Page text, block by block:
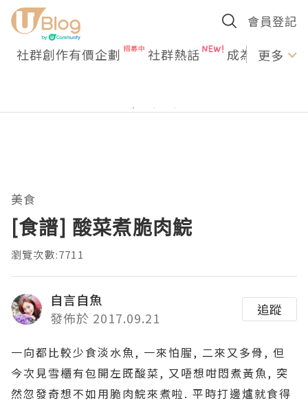
會員登記
社群創作有價企劃 社群熱話 成為U更多
美食
[食譜] 酸菜煮脆肉鯇
瀏覽次數:7711
自言自魚
發佈於 2017.09.21
追蹤
一向都比較少食淡水魚, 一來怕腥, 二來又多骨, 但
今次見雪櫃有包開左既酸菜, 又唔想咁悶煮黃魚, 突
然忽發奇想不如用脆肉鯇來煮啦. 平時打邊爐就食得